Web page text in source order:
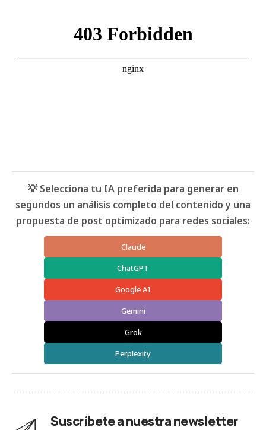
💡 Selecciona tu IA preferida para generar en
segundos un análisis completo del contenido y una
propuesta de post optimizado para redes sociales:
Claude
ChatGPT
Google AI
Gemini
Grok
Perplexity
Suscríbete a nuestra newsletter